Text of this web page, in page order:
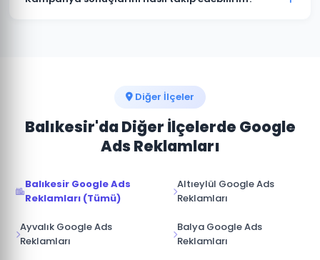
Diğer İlçeler
Balıkesir'da Diğer İlçelerde Google
Ads Reklamları
Balıkesir Google Ads
Reklamları (Tümü)
Altıeylül Google Ads
Reklamları
Ayvalık Google Ads
Reklamları
Balya Google Ads
Reklamları